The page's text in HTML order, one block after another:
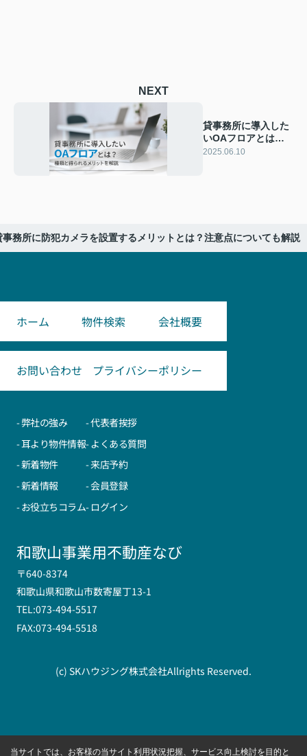
NEXT
貸事務所に導入した
いOAフロアとは？
種類と得られるメリ
2025.06.10
事務所に防犯カメラを設置するメリットとは？注意点についても解説
ホーム 物件検索 会社概要
お問い合わせ プライバシーポリシー
- 弊社の強み
- 耳より物件情報
- 新着物件
- 新着情報
- お役立ちコラム
- 代表者挨拶
- よくある質問
- 来店予約
- 会員登録
- ログイン
和歌山事業用不動産なび
〒640-8374
和歌山県和歌山市数寄屋丁13-1
TEL:073-494-5517
FAX:073-494-5518
(c) SKハウジング株式会社Allrights Reserved.
当サイトでは、お客様の当サイト利用状況把握、サービス向上検討を目的と